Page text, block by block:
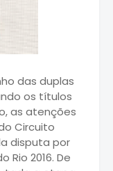
das duplas
os títulos
as atenções
Circuito
disputa por
Rio 2016. De